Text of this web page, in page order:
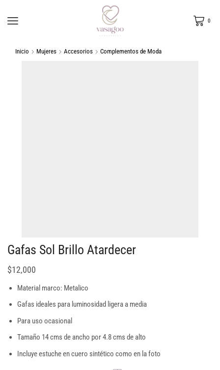
0
Inicio Mujeres Accesorios Complementos de Moda
Gafas Sol Brillo Atardecer
$12,000
Material marco: Metalico
Gafas ideales para luminosidad ligera a media
Para uso ocasional
Tamaño 14 cms de ancho por 4.8 cms de alto
Incluye estuche en cuero sintético como en la foto